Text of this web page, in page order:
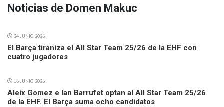
Noticias de Domen Makuc
24 JUNIO 2026
El Barça tiraniza el All Star Team 25/26 de la EHF con
cuatro jugadores
16 JUNIO 2026
Aleix Gomez e Ian Barrufet optan al All Star Team 25/26
de la EHF. El Barça suma ocho candidatos